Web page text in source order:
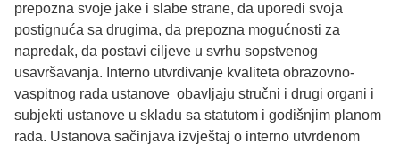
prepozna svoje jake i slabe strane, da uporedi svoja
postignuća sa drugima, da prepozna mogućnosti za
napredak, da postavi ciljeve u svrhu sopstvenog
usavršavanja. Interno utvrđivanje kvaliteta obrazovno-
vaspitnog rada ustanove obavljaju stručni i drugi organi i
subjekti ustanove u skladu sa statutom i godišnjim planom
rada. Ustanova sačinjava izvještaj o interno utvrđenom